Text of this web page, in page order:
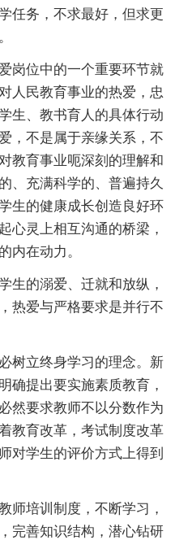
任务，不求最好，但求更
岗位中的一个重要环节就
人民教育事业的热爱，忠
生、教书育人的具体行动
，不是属于亲缘关系，不
教育事业呃深刻的理解和
、充满科学的、普遍持久
生的健康成长创造良好环
心灵上相互沟通的桥梁，
内在动力。
生的溺爱、迁就和放纵，
热爱与严格要求是并行不
树立终身学习的理念。新
确提出要实施素质教育，
然要求教师不以分数作为
教育改革，考试制度改革
对学生的评价方式上得到
师培训制度，不断学习，
完善知识结构，潜心钻研